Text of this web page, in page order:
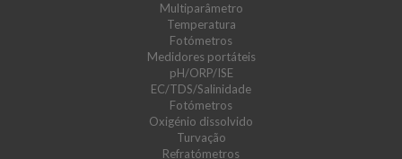
Multiparâmetro
Temperatura
Fotómetros
Medidores portáteis
pH/ORP/ISE
EC/TDS/Salinidade
Fotómetros
Oxigénio dissolvido
Turvação
Refratómetros